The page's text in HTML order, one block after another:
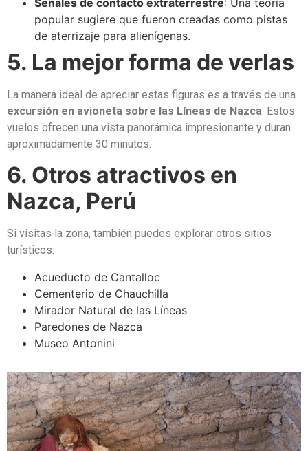
popular sugiere que fueron creadas como pistas
de aterrizaje para alienígenas.
5. La mejor forma de verlas
La manera ideal de apreciar estas figuras es a través de una
excursión en avioneta sobre las Líneas de Nazca. Estos
vuelos ofrecen una vista panorámica impresionante y duran
aproximadamente 30 minutos.
6. Otros atractivos en
Nazca, Perú
Si visitas la zona, también puedes explorar otros sitios
turísticos:
Acueducto de Cantalloc
Cementerio de Chauchilla
Mirador Natural de las Líneas
Paredones de Nazca
Museo Antonini